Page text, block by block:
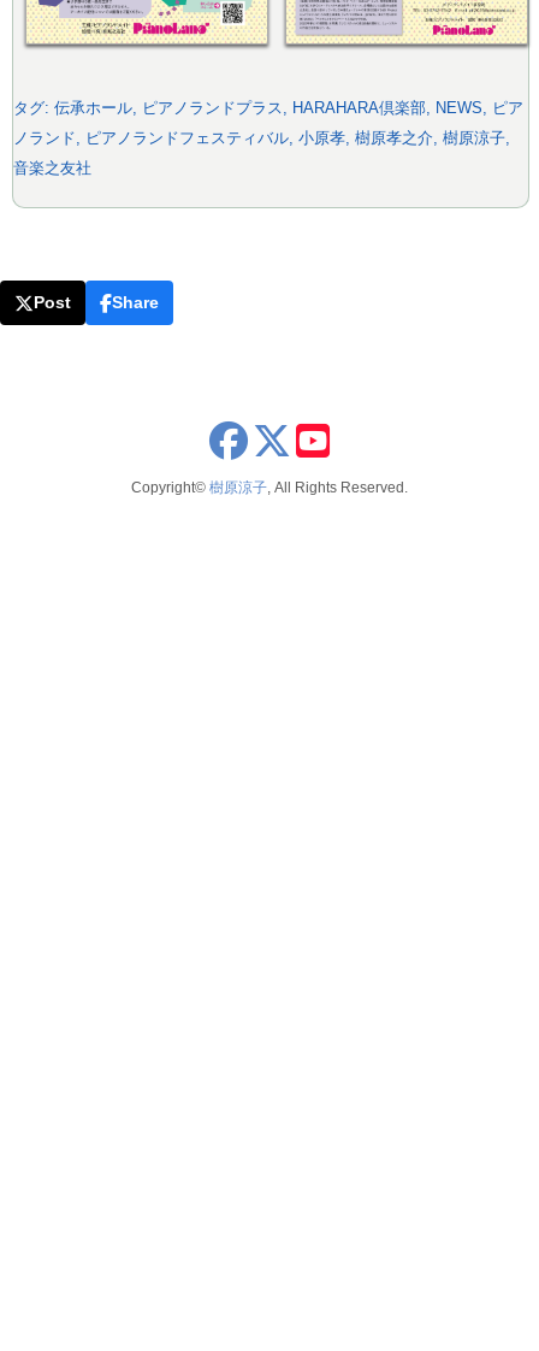
タグ: 伝承ホール, ピアノランドプラス, HARAHARA倶楽部, NEWS, ピア
ノランド, ピアノランドフェスティバル, 小原孝, 樹原孝之介, 樹原涼子,
音楽之友社
Post Share
x
Copyright© 樹原涼子, All Rights Reserved.